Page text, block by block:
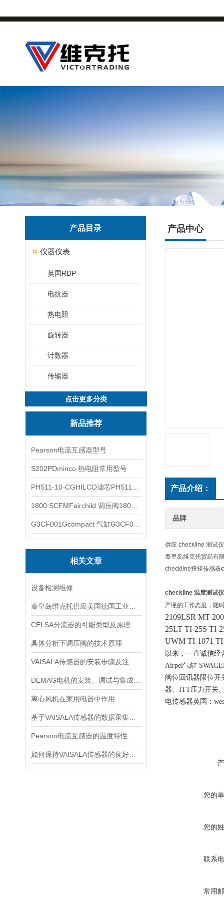
产品目录
仪器仪表
英国RDP
电抗器
热电阻
旋转器
计数器
传输器
点击更多分类
新品推荐
Pearson电流互感器型号
S202PDminco 热电阻常用型号
相关文章
设备检测维修
CELSA分流器的可能类型及原理
具体分析下调压阀的技术原理
离心风机在家用电器中作用
产品中心
产品介绍：
品牌
供应 checkline 测试
秦皇岛维克托贸易有
checkline扭矩传感器
checkline 温度测试
严谨的工作态度，随
2109LSR MT-
25LT TI-25S
UWM TI-1071
以来，一直诚信
Airpel气缸
阀位回讯器限位开
器、ITT压力开关
电传感器英国：
您的
您的
联系
常用